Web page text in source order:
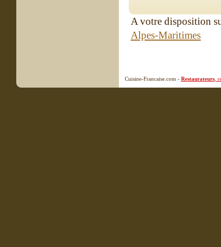
A votre disposition
Alpes-Maritimes
Cuisine-Francaise.com - Restaurateurs ,